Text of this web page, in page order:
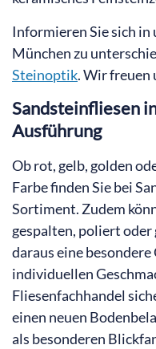
Informieren Sie sich in
München zu
Steinoptik. Wir freuen
Sandsteinfliesen
Ausführung
Ob rot, gelb, golden
Farbe finden Sie bei
Sortiment. Zudem
gespalten, poliert oder
daraus eine
individuellen
Fliesenfachhandel
einen neuen
als besonderen